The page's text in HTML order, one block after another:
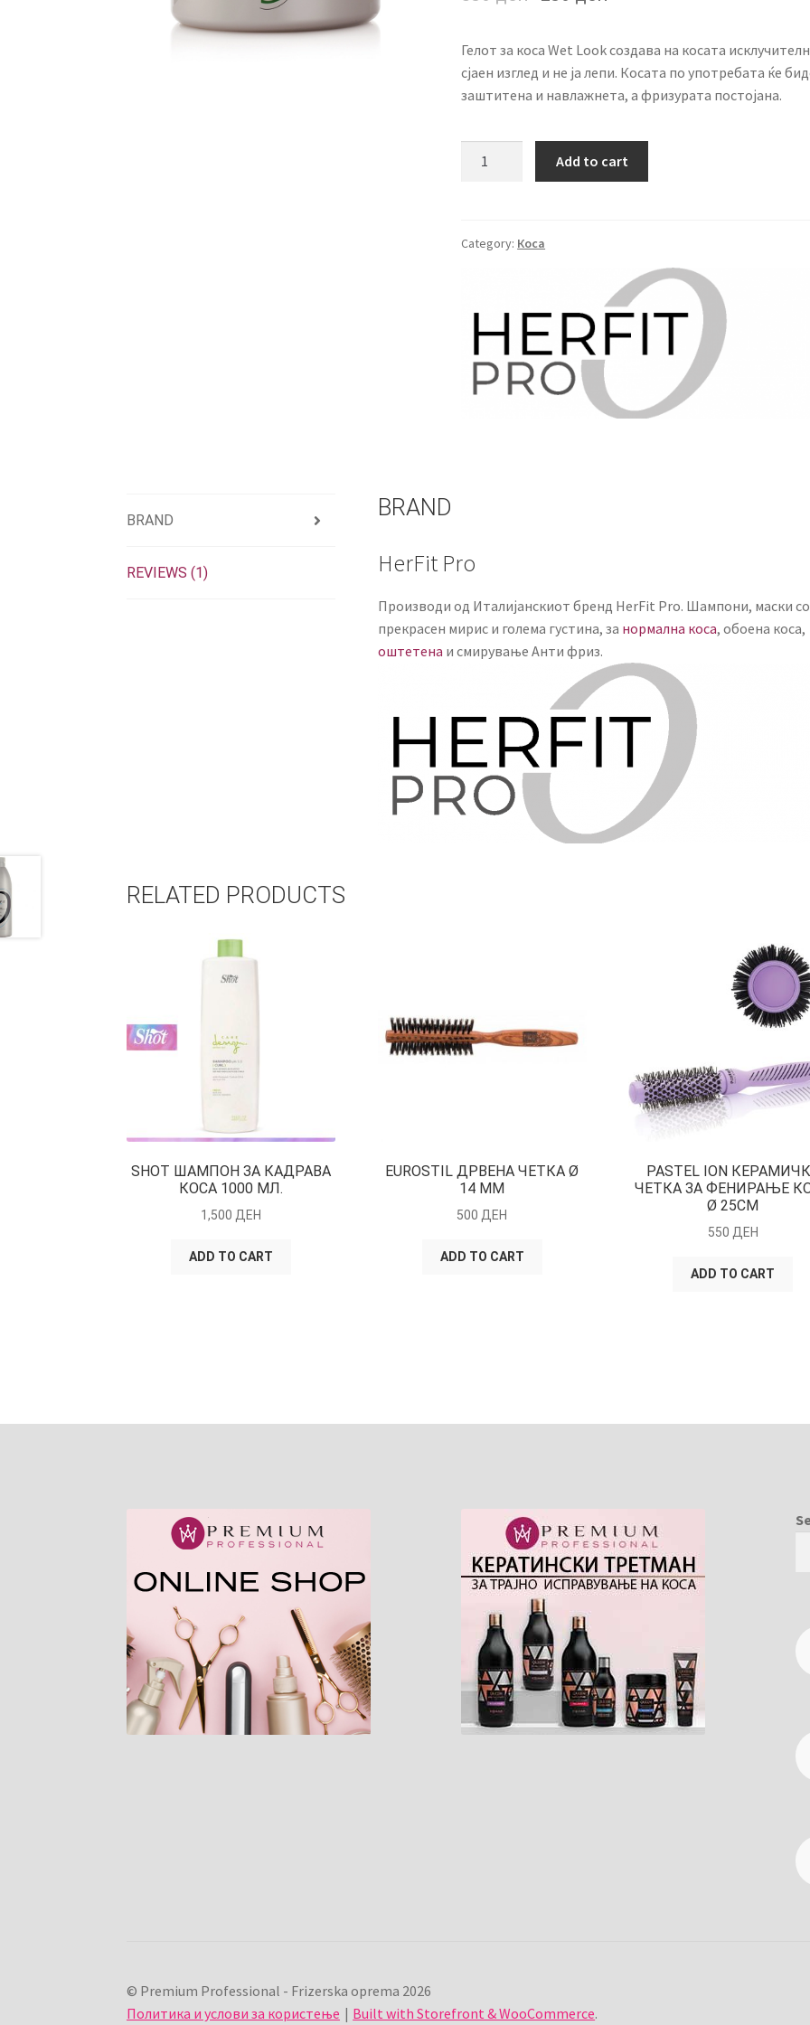
rating
Гелот за коса Wet Look создава на косата
сјаен изглед и не ја лепи. Косата по употребата ќе
заштитена и навлажнета, а фризурата постојана.
Wet
quantity
Add to cart
Category: Коса
BRAND
REVIEWS (1)
BRAND
HerFit Pro
Производи од Италијанскиот бренд HerFit Pro. Шампони, маски со
прекрасен мирис и голема густина, за нормална коса, обоена коса,
оштетена и смирување Анти фриз.
RELATED PRODUCTS
SHOT ШАМПОН ЗА КАДРАВА
КОСА 1000 МЛ.
1,500 ДЕН
ADD TO CART
EUROSTIL ДРВЕНА ЧЕТКА Ø
14 ММ
500 ДЕН
ADD TO CART
PASTEL ION
ЧЕТКА ЗА ФЕНИРАЊЕ
Ø 25CM
550 ДЕН
ADD TO CART
© Premium Professional - Frizerska oprema 2026
Политика и услови за користење
Built with Storefront & WooCommerce.